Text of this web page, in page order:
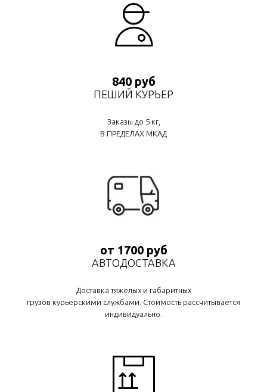
840 руб
ПЕШИЙ КУРЬЕР
Заказы до 5 кг,
В ПРЕДЕЛАХ МКАД
от 1700 руб
АВТОДОСТАВКА
Доставка тяжелых и габаритных
грузов курьерскими службами. Стоимость рассчитывается
индивидуально.